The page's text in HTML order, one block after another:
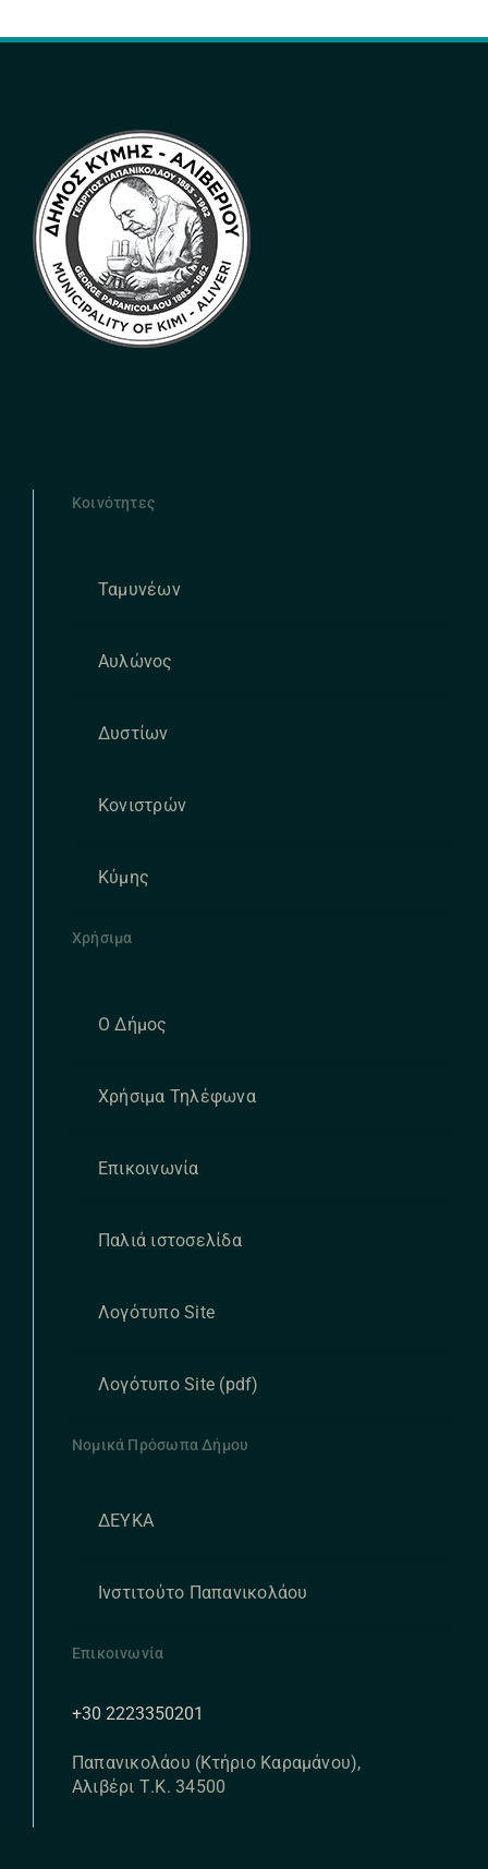
Κοινότητες
Ταμυνέων
Αυλώνος
Δυστίων
Κονιστρών
Κύμης
Χρήσιμα
Ο Δήμος
Χρήσιμα Τηλέφωνα
Επικοινωνία
Παλιά ιστοσελίδα
Λογότυπο Site
Λογότυπο Site (pdf)
Νομικά Πρόσωπα Δήμου
ΔΕΥΚΑ
Ινστιτούτο Παπανικολάου
Επικοινωνία
+30 2223350201
Παπανικολάου (Κτήριο Καραμάνου),
Αλιβέρι Τ.Κ. 34500